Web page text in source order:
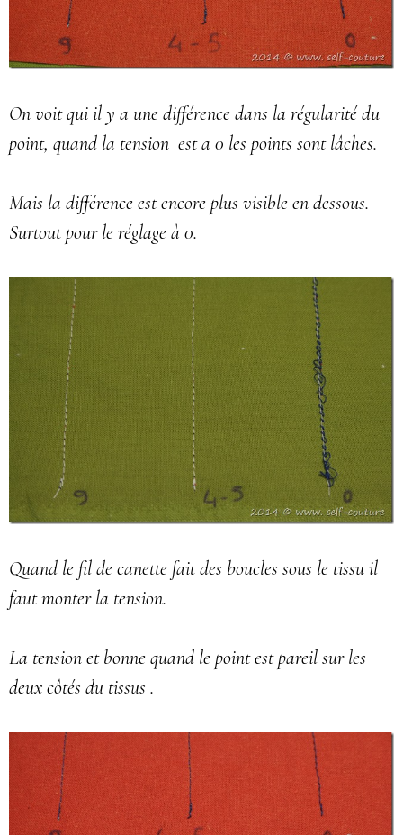
On voit qui il y a une différence dans la régularité du
point, quand la tension est a 0 les points sont lâches.
Mais la différence est encore plus visible en dessous.
Surtout pour le réglage à 0.
Quand le fil de canette fait des boucles sous le tissu il
faut monter la tension.
La tension et bonne quand le point est pareil sur les
deux côtés du tissus .